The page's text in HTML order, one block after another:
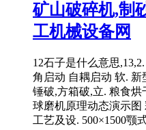
矿山破碎机,制
工机械设备网
12石子是什么意思
角启动 自耦启动 软.
锤破,方箱破,立. 粮食
球磨机原理动态演示
工艺及设. 500×1500颚